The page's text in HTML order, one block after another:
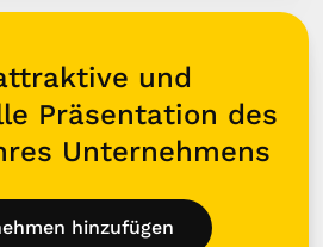
und
Präsentation des
Unternehmens
hinzufügen